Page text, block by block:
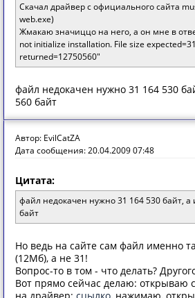
Скачал драйвер с официального сайта
web.exe)
Жмакаю значиццо на него, а он мне в
not initialize installation. File size
returned=12750560"
файл недокачен нужно 31 164 530
560 байт
Автор: EvilCatZA
Дата сообщения: 20.04.2009 07:48
Цитата:
файл недокачен нужно 31 164 530 байт, а
байт
Но ведь на сайте сам файл именно
(12Мб), а не 31!
Вопрос-то в том - что делать?
Вот прямо сейчас делаю: открываю